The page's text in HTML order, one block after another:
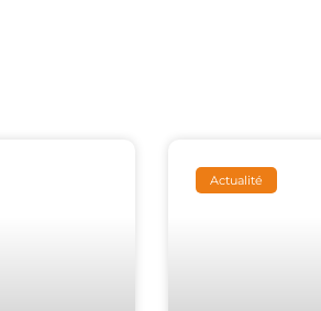
Actualité